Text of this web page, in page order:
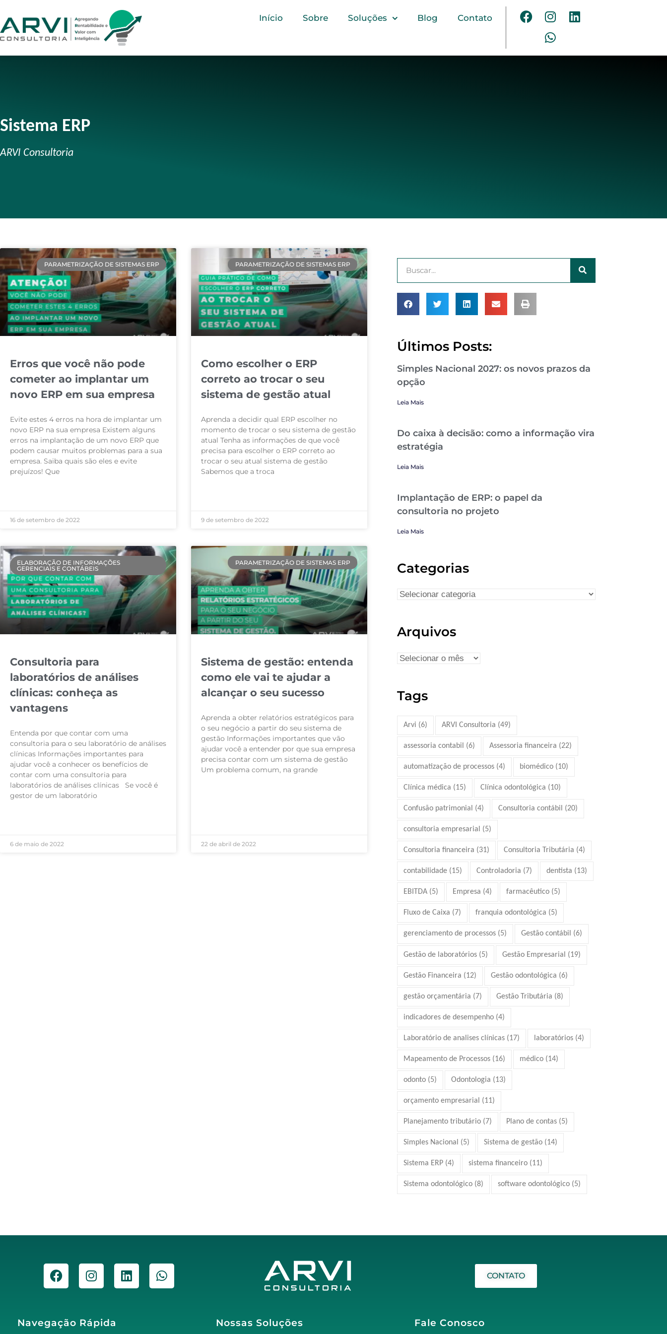
Início Sobre Soluções Blog Contato
Sistema ERP
ARVI Consultoria
PARAMETRIZAÇÃO DE SISTEMAS ERP
Erros que você não pode
cometer ao implantar um
novo ERP em sua empresa
Evite estes 4 erros na hora de implantar um
novo ERP na sua empresa Existem alguns
erros na implantação de um novo ERP que
podem causar muitos problemas para a sua
empresa. Saiba quais são eles e evite
prejuízos! Que
16 de setembro de 2022
PARAMETRIZAÇÃO DE SISTEMAS ERP
Como escolher o ERP
correto ao trocar o seu
sistema de gestão atual
Aprenda a decidir qual ERP escolher no
momento de trocar o seu sistema de gestão
atual Tenha as informações de que você
precisa para escolher o ERP correto ao
trocar o seu atual sistema de gestão
Sabemos que a troca
9 de setembro de 2022
ELABORAÇÃO DE INFORMAÇÕES
GERENCIAIS E CONTÁBEIS
Consultoria para
laboratórios de análises
clínicas: conheça as
vantagens
Entenda por que contar com uma
consultoria para o seu laboratório de análises
clínicas Informações importantes para
ajudar você a conhecer os benefícios de
contar com uma consultoria para
laboratórios de análises clínicas Se você é
gestor de um laboratório
6 de maio de 2022
PARAMETRIZAÇÃO DE SISTEMAS ERP
Sistema de gestão: entenda
como ele vai te ajudar a
alcançar o seu sucesso
Aprenda a obter relatórios estratégicos para
o seu negócio a partir do seu sistema de
gestão Informações importantes que vão
ajudar você a entender por que sua empresa
precisa contar com um sistema de gestão
Um problema comum, na grande
22 de abril de 2022
Últimos Posts:
Simples Nacional 2027: os novos prazos da
opção
Leia Mais
Do caixa à decisão: como a informação vira
estratégia
Leia Mais
Implantação de ERP: o papel da
consultoria no projeto
Leia Mais
Categorias
Arquivos
Tags
Arvi (6) ARVI Consultoria (49)
assessoria contabil (6) Assessoria financeira (22)
automatização de processos (4) biomédico (10)
Clínica médica (15) Clínica odontológica (10)
Confusão patrimonial (4) Consultoria contábil (20)
consultoria empresarial (5)
Consultoria financeira (31) Consultoria Tributária (4)
contabilidade (15) Controladoria (7) dentista (13)
EBITDA (5) Empresa (4) farmacêutico (5)
Fluxo de Caixa (7) franquia odontológica (5)
gerenciamento de processos (5) Gestão contábil (6)
Gestão de laboratórios (5) Gestão Empresarial (19)
Gestão Financeira (12) Gestão odontológica (6)
gestão orçamentária (7) Gestão Tributária (8)
indicadores de desempenho (4)
Laboratório de analises clínicas (17) laboratórios (4)
Mapeamento de Processos (16) médico (14)
odonto (5) Odontologia (13)
orçamento empresarial (11)
Planejamento tributário (7) Plano de contas (5)
Simples Nacional (5) Sistema de gestão (14)
Sistema ERP (4) sistema financeiro (11)
Sistema odontológico (8) software odontológico (5)
CONTATO
Navegação Rápida Nossas Soluções Fale Conosco